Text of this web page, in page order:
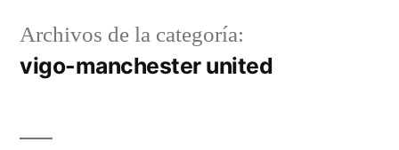
Archivos de la categoría:
vigo-manchester united